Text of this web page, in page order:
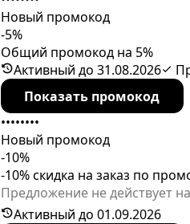
Новый промокод
-5%
Общий промокод на 5%
Активный до 31.08.2026
Показать промокод
••••••••
Новый промокод
-10%
-10% скидка на заказ по
Предложение не действует
одну покупку и действует
Активный до 01.09.2026